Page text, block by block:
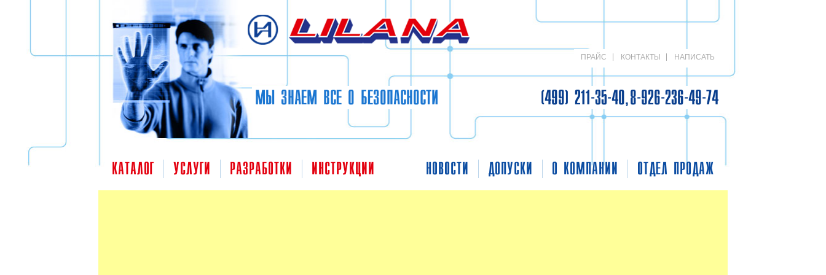
ПРАЙС КОНТАКТЫ НАПИСАТЬ
МЫ ЗНАЕМ ВСЕ О БЕЗОПАСНОСТИ (499) 211-35-40, 8-926-236-49-74
КАТАЛОГ УСЛУГИ РАЗРАБОТКИ ИНСТРУКЦИИ НОВОСТИ ДОПУСКИ О КОМПАНИИ ОТДЕЛ ПРОДАЖ